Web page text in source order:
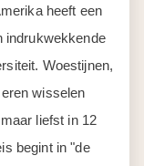
heeft een
indrukwekkende
Woestijnen,
wisselen
liefst in 12
begint in "de